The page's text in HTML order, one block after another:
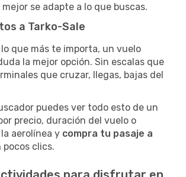
se adapte a lo que buscas.
a Tarko-Sale
que más te importa, un vuelo
la mejor opción. Sin escalas que
que cruzar, llegas, bajas del
puedes ver todo esto de un
precio, duración del vuelo o
aerolínea y compra tu pasaje a
pocos clics.